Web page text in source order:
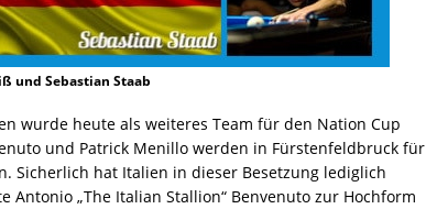
und Sebastian Staab
wurde heute als weiteres Team für den Nation Cup
und Patrick Menillo werden in Fürstenfeldbruck für
Sicherlich hat Italien in dieser Besetzung lediglich
Antonio „The Italian Stallion“ Benvenuto zur Hochform